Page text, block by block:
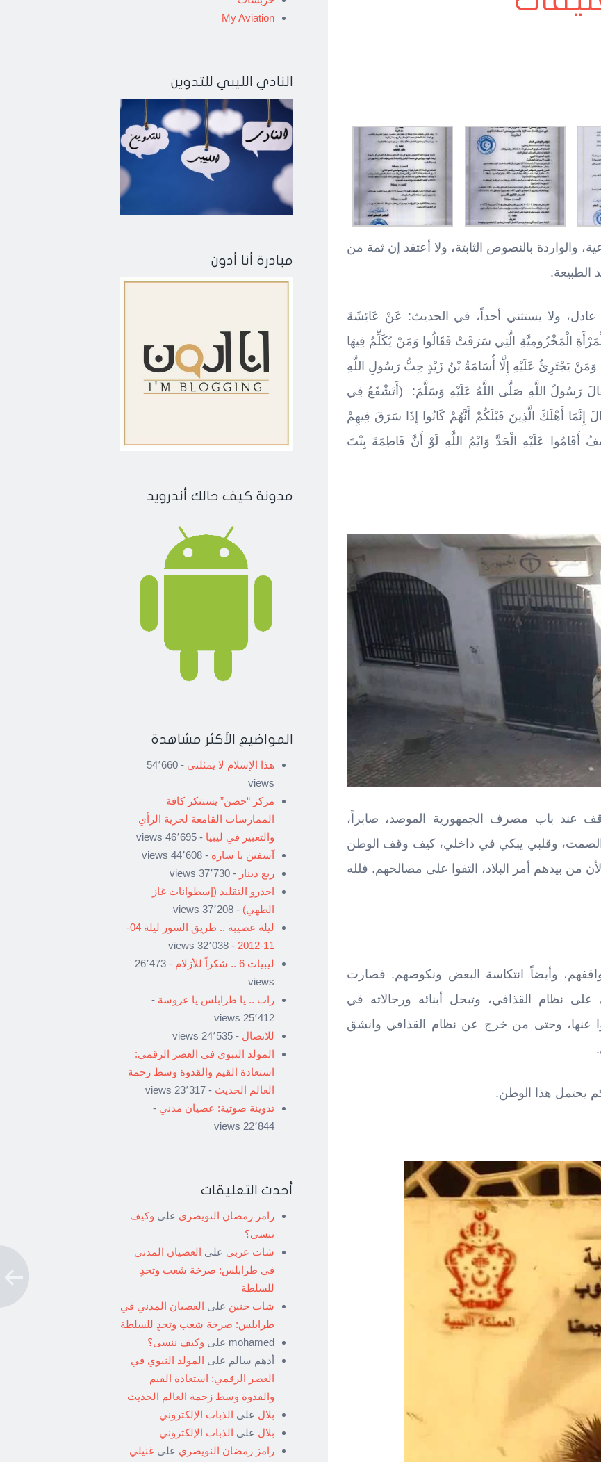
بالنصوص الثابتة، ولا أعتقد إن ثمة من
الطبيعة.
عادل، ولا يستثني أحداً، في الحديث: عَنْ عَائِشَةَ
الْمَخْزُومِيَّةِ الَّتِي سَرَقَتْ فَقَالُوا وَمَنْ يُكَلِّمُ فِيهَا
وَمَنْ يَجْتَرِئُ عَلَيْهِ إِلَّا أُسَامَةُ بْنُ زَيْدٍ حِبُّ رَسُولِ اللَّهِ
رَسُولُ اللَّهِ صَلَّى اللَّهُ عَلَيْهِ وَسَلَّمَ: (أَتَشْفَعُ فِي
أَهْلَكَ الَّذِينَ قَبْلَكُمْ أَنَّهُمْ كَانُوا إِذَا سَرَقَ فِيهِمْ
أَقَامُوا عَلَيْهِ الْحَدَّ وَايْمُ اللَّهِ لَوْ أَنَّ فَاطِمَةَ بِنْتَ
عند باب مصرف الجمهورية الموصد، صابراً،
الصمت، وقلبي يبكي في داخلي، كيف وقف الوطن
من بيدهم أمر البلاد، التفوا على مصالحهم. فلله
وأيضاً انتكاسة البعض ونكوصهم. فصارت
نظام القذافي، وتبجل أبنائه ورجالاته في
عنها، وحتى من خرج عن نظام القذافي وانشق
يحتمل هذا الوطن.
My Aviation
النادي الليبي للتدوين
مبادرة أنا أدون
مدونة كيف حالك أندرويد
المواضيع الأكثر مشاهدة
هذا الإسلام لا يمثلني
- 54٬660
views
مركز “حصن” يستنكر كافة
الممارسات القامعة لحرية الرأي
والتعبير في ليبيا - 46٬695 views
آسفين يا ساره - 44٬608 views
ربع دينار - 37٬730 views
احذرو التقليد (إسطوانات غاز
الطهي) - 37٬208 views
ليلة عصيبة .. طريق السور ليلة 04-
11-2012
- 32٬038 views
ليبيات 6 .. شكراً للأزلام
- 26٬473
views
راب .. يا طرابلس يا عروسة -
25٬412 views
للاتصال - 24٬535 views
المولد النبوي في العصر الرقمي:
استعادة القيم والقدوة وسط زحمة
العالم الحديث - 23٬317 views
تدوينة صوتية: عصيان مدني -
22٬844 views
أحدث التعليقات
رامز رمضان النويصري على وكيف
ننسى؟
شات عربي على العصيان المدني
في طرابلس: صرخة شعب وتحدٍ
للسلطة
شات حنين على العصيان المدني في
طرابلس: صرخة شعب وتحدٍ للسلطة
mohamed على وكيف ننسى؟
أدهم سالم على المولد النبوي في
العصر الرقمي: استعادة القيم
والقدوة وسط زحمة العالم الحديث
بلال على الذباب الإلكتروني
بلال على الذباب الإلكتروني
رامز رمضان النويصري على غنيلي